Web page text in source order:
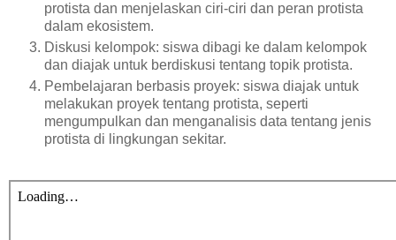
protista dan menjelaskan ciri-ciri dan peran protista
dalam ekosistem.
Diskusi kelompok: siswa dibagi ke dalam kelompok
dan diajak untuk berdiskusi tentang topik protista.
Pembelajaran berbasis proyek: siswa diajak untuk
melakukan proyek tentang protista, seperti
mengumpulkan dan menganalisis data tentang jenis
protista di lingkungan sekitar.